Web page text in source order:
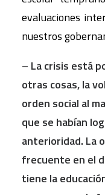
evaluaciones
nuestros
– La crisis está
otras cosas, la
orden social al
que se habían
anterioridad. La
frecuente en el
tiene la